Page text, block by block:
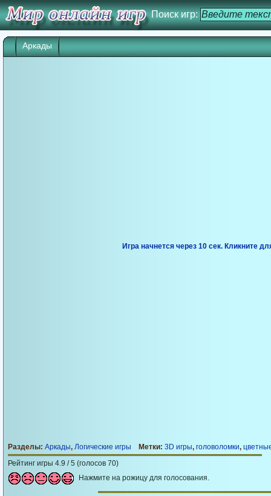
Поиск игр:
Аркады
Игра начнется через 10 сек. Кликните
Разделы: Аркады, Логические игры Метки: 3D игры, головоломки,
Рейтинг игры 4.9 / 5 (голосов 70)
Нажмите на рожицу для голосования.